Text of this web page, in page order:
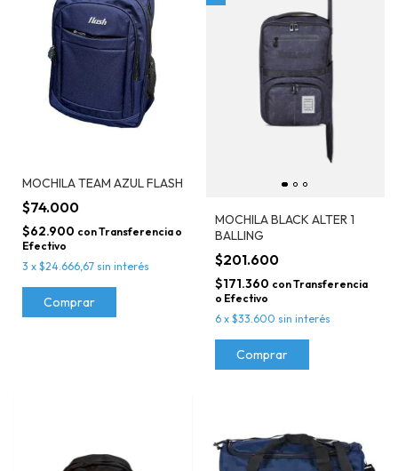
MOCHILA TEAM AZUL FLASH
$74.000
$62.900 conTransferencia o
Efectivo
3 x $24.666,67 sin interés
MOCHILA BLACK ALTER 1
BALLING
$201.600
$171.360 conTransferencia
o Efectivo
6 x $33.600 sin interés